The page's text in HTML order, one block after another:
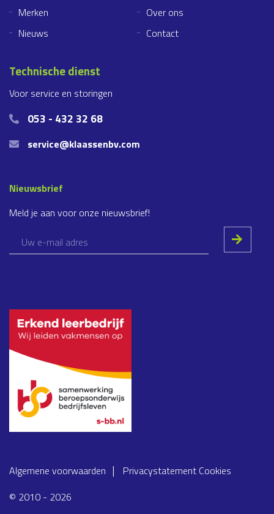
Merken
Over ons
Nieuws
Contact
Technische dienst
Voor service en storingen
053 - 432 32 68
service@klaassenbv.com
Nieuwsbrief
Meld je aan voor onze nieuwsbrief!
Algemene voorwaarden Privacystatement Cookies
© 2010 - 2026